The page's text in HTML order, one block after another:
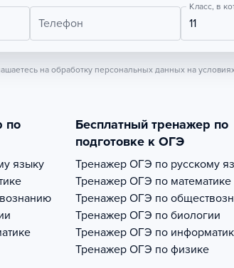
Телефон
Класс, в
11
на обработку персональных данных на
по
языку
Бесплатный тренажер по
подготовке к ОГЭ
Тренажер ОГЭ по русскому
Тренажер ОГЭ по математике
Тренажер ОГЭ по
Тренажер ОГЭ по биологии
Тренажер ОГЭ по
Тренажер ОГЭ по физике